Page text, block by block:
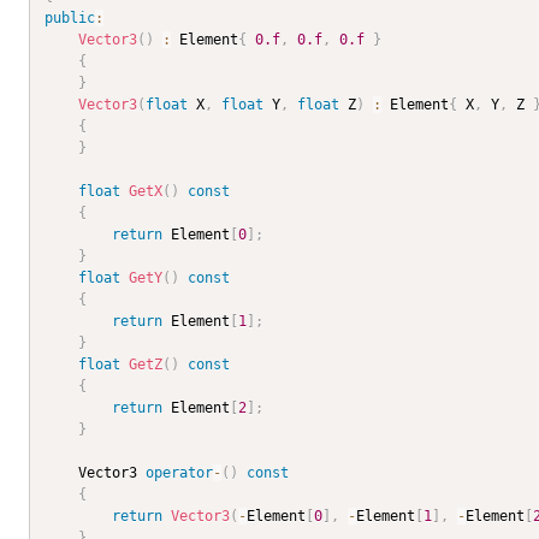
public:
Vector3( ) : Element{ 0.f , 0.f , 0.f }
{
}
Vector3( float X , float Y , float Z) : Element{ X , Y , Z }
{
}
float GetX( )
const
{
return Element [0] ;
}
float GetY( )
const
{
return Element [ 1 ] ;
}
float GetZ( )
const
{
return Element [ 2] ;
}
	Vector3
operator- ( )
const
{
return Vector3( -Element [0] , -Element [ 1 ] , -Element [